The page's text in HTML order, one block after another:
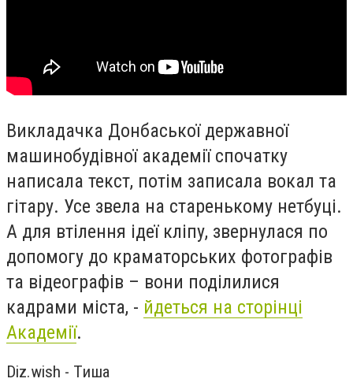
Викладачка Донбаської державної
машинобудівної академії спочатку
написала текст, потім записала вокал та
гітару. Усе звела на старенькому нетбуці.
А для втілення ідеї кліпу, звернулася по
допомогу до краматорських фотографів
та відеографів – вони поділилися
кадрами міста, - йдеться на сторінці
Академії.
Diz.wish - Тиша